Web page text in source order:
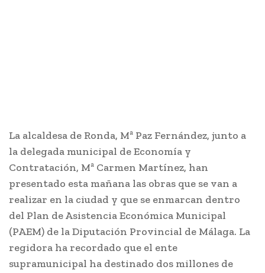
La alcaldesa de Ronda, Mª Paz Fernández, junto a
la delegada municipal de Economía y
Contratación, Mª Carmen Martínez, han
presentado esta mañana las obras que se van a
realizar en la ciudad y que se enmarcan dentro
del Plan de Asistencia Económica Municipal
(PAEM) de la Diputación Provincial de Málaga. La
regidora ha recordado que el ente
supramunicipal ha destinado dos millones de